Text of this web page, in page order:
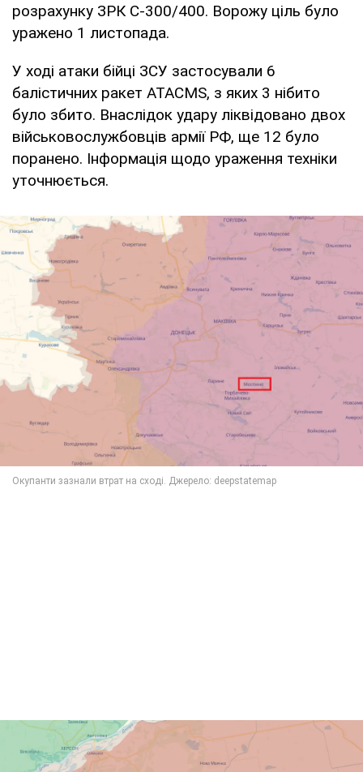
розрахунку ЗРК С-300/400. Ворожу ціль було
уражено 1 листопада.
У ході атаки бійці ЗСУ застосували 6
балістичних ракет ATACMS, з яких 3 нібито
було збито. Внаслідок удару ліквідовано двох
військовослужбовців армії РФ, ще 12 було
поранено. Інформація щодо ураження техніки
уточнюється.